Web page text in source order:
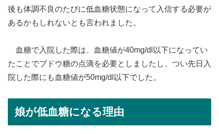
後も体調不良のたびに低血糖状態になって入信する必要が
あるかもしれないとも言われました。
血糖で入院した際は、血糖値が40mg/dl以下になってい
たことでブドウ糖の点滴を必要としましたし、つい先日入
院した際にも血糖値が50mg/dl以下でした。
娘が低血糖になる理由